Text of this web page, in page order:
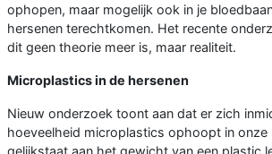
ophopen, maar mogelijk ook in je
hersenen terechtkomen. Het recente
dit geen theorie meer is, maar realiteit.
Microplastics in de hersenen
Nieuw onderzoek toont aan dat er zich
hoeveelheid microplastics ophoopt in onze
gelijkstaat aan het gewicht van een plastic